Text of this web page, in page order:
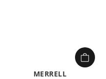
MERRELL